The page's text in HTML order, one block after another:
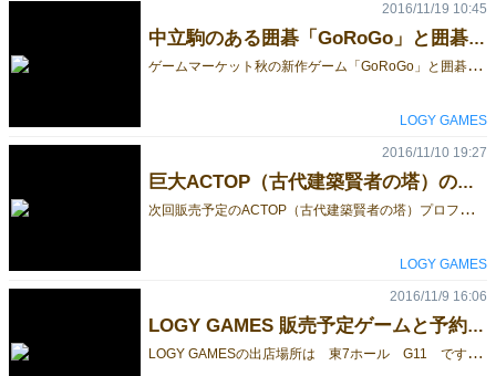
中立駒のある囲碁「GoRoGo」と囲碁との相違点
ゲ
ームマーケット秋の新作ゲーム「GoRoGo」と囲碁の相違点を記しておきます。 ●囲碁には無い中立駒（5個）が有り、手番で空いている交点にならどこに配置しても構いません。また盤上の中立駒は手番のプレーヤーの色とみなします。（白手番の時は白、黒手番の時は黒）中立駒は囲めないので盤上から取り除くことは出来ません。 ●中立駒は取り除かれないのでコウの発生を防ぐことができます。 [caption id="attachment_36831" align="alignleft" width="1024"] コウのおきる状態[/caption] [caption id="attachment_36832" align="alignleft" width="1024"] 中立駒を使って黒を取ると[/caption] [caption id="attachment_36833" align="alignleft" width="1024"] 黒をとってもコウになりません。[/caption] ●中立駒は空いているどの交点にも配置できるので、通常の囲碁では安全である2眼以上の敵駒を、中立駒を使って囲むことができます。 [caption id="attachment_36836" align="alignleft" width="1024"] 通常は2眼で生きている白ですが[/caption] [caption id="attachment_36837" align="alignleft" width="1024"] 中立駒を使うと呼吸点の無い交点に配置できるので[/caption] [caption id="attachment_36838" align="alignleft" width="1024"] 白を囲むことができるようになり[/caption] [caption id="attachment_36839" align="alignleft" width="1024"] 白を取ることが出来ます。[/caption] ●通常囲碁の禁じ手は自殺手禁止のみです。呼吸点の無い交点への自色駒の配置はできません。ただし中立駒はその限りではありません。 ●パスは出来ません。駒を配置できる場所が無く合法手が無い時は負けとなります。 ●中立駒があるため地の認定が出来ないので、勝敗は単純に獲得した駒の数の勝負となります。 ●中立駒を最後に使うと負けとなります。 個々の戦術は囲碁ですが、戦略は囲碁でない囲碁ゲームになっています。 GoRoGo ミニ（10ｃｍボード） 1500円 GoRoGo スタンダード（15cmボード） 2800円
2016/11/19 10:45
LOGY GAMES
巨大ACTOP（古代建築賢者の塔）のデモプレー
次
回販売予定のACTOP（古代建築賢者の塔）プロフェッショナルの巨大版のデモプレーを11月19日、20日に青梅宿アートフェスティバルの会場で披露します。巨大すぎて（高さが2ｍにもなる）ゲームマーケット会場に持ち込めないので、来場者参加型のアートパーフォーマンスとして披露します。 ACTOP（古代建築賢者の塔）と同じ24個のポリキューブピースを全て建てられれば完成です。誰でも無料で挑戦できます。完成者には賞品をプレゼントします。巨大すぎて笑っちゃうほど、楽しいですよ。 中央線青梅駅下車5分、住江町駐車場会場。 当日は手作り市やアートパーフォーマンス、出店や音楽ライブなど、イベントが盛りだくさんです。是非秋の行楽方々お越しください。少数ですが製品版も会場で販売しますので、早めにゲットしたい方は絶好のチャンスです。 LOGY GAMES 山本 写真は9月に深川の「美楽市」での開催風景です。 [caption id="attachment_35651" align="alignleft" width="1024"] 巨大ACTOP（古代建築賢者の塔）[/caption] [caption id="attachment_35652" align="alignleft" width="1024"] 巨大ACTOP（古代建築賢者の塔）[/caption] [caption id="attachment_35653" align="alignleft" width="1024"] 巨大ACTOP（古代建築賢者の塔）[/caption] [caption id="attachment_35654" align="alignleft" width="768"] 巨大ACTOP（古代建築賢者の塔）[/caption] [caption id="attachment_35649" align="alignleft" width="1024"] OLYMPUS DIGITAL CAMERA[/caption]
2016/11/10 19:27
LOGY GAMES
LOGY GAMES 販売予定ゲームと予約受付
L
OGY GAMESの出店場所は 東7ホール G11 です。 なお当日お引渡し可能な販売ゲーム在庫は下記を予定しています。 ●GoRoGo スタンダードサイズ（15×15cm）2800円 販売予定数：15セット ●ACTOP（古代建築賢者の塔） Standard（12ピース版） 3800円 販売予定数：10セット ●ACTOP（古代建築賢者の塔） Professional（24ピース版） 7000円 販売予定数：2セット ●ACTOP（古代建築賢者の塔） Labyrinth＆yin-yang twins拡張ボードセット 2300円 販売予定数：2セット ●YONMOQUE-Japanesque（和風）スタンダードサイズ（15×15ｃｍ）3500円 販売予定数：1セット 消費税はサービスいたします。なおいつもの通り在庫少数ですので、事前予約いただければ販売分とは別に用意いたします。 ご予約は次のメールアドレスで承ります。ご予約者にはお礼プレゼント（ゲーム）があります。 上記以外のゲームの予約も可能ですが、製作に時間がかかるものがありますので、早めにお申し込みください。 なおメール受信拒否トラブルが続発していますので、必ず受信可能なアドレスまたは受信拒否解除をお願いします。 moonwalker@logygames.com 当日はACTOP（古代建築賢者の塔）のゲームイベントを開催します。24個のピースを全て建てられれば成功です。 挑戦は無料。成功者には記念品（オリジナルポストカード10枚セット）を差し上げます。 完成は結構難しいですよ。1日やって20人（組）ぐらいが挑戦して、完成者は3人ぐらいです。個人でもクループでも挑戦可です。奮って挑戦してみてください。 [caption id="attachment_16588" align="alignleft" width="480"] SH3E2329[/caption] [caption id="attachment_16589" align="alignleft" width="480"] SH3E2330[/caption]
2016/11/9 16:06